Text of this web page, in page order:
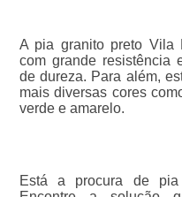
A pia granito preto Vila
com grande resistência
de dureza. Para além,
mais diversas cores
verde e amarelo.
Está a procura de